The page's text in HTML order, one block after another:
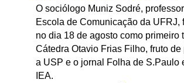
O sociólogo Muniz Sodré,
Escola de Comunicação da UFRJ,
no dia 18 de agosto como primeiro
Cátedra Otavio Frias Filho, fruto de
a USP e o jornal Folha de S.Paulo
IEA.